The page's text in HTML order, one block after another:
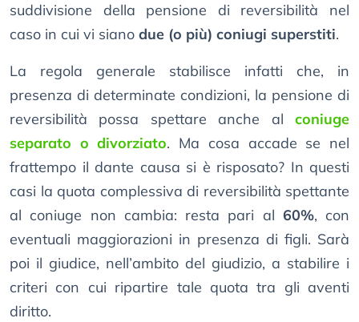
suddivisione della pensione di reversibilità nel
caso in cui vi siano due (o più) coniugi superstiti.
La regola generale stabilisce infatti che, in
presenza di determinate condizioni, la pensione di
reversibilità possa spettare anche al coniuge
separato o divorziato. Ma cosa accade se nel
frattempo il dante causa si è risposato? In questi
casi la quota complessiva di reversibilità spettante
al coniuge non cambia: resta pari al 60%, con
eventuali maggiorazioni in presenza di figli. Sarà
poi il giudice, nell’ambito del giudizio, a stabilire i
criteri con cui ripartire tale quota tra gli aventi
diritto.